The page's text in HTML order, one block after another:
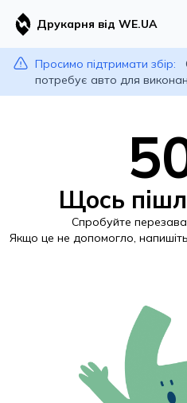
Друкарня від WE.UA
Просимо підтримати збір:
потребує авто для
Щось
Спробуйте
Якщо це не допомогло,